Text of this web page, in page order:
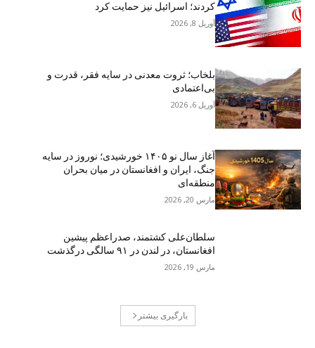
کردند؛ اسرائیل نیز حمایت کرد
آوریل 8, 2026
بلخاب؛ ثروت معدنی در سایه فقر، قدرت و
بی‌اعتمادی
آوریل 6, 2026
آغاز سال نو ۱۴۰۵ خورشیدی؛ نوروز در سایه
جنگ، ایران و افغانستان در میان بحران
منطقه‌ای
مارس 20, 2026
سلطان‌علی کشتمند، صدراعظم پیشین
افغانستان، در لندن در ۹۱ سالگی درگذشت
مارس 19, 2026
بارگیری بیشتر